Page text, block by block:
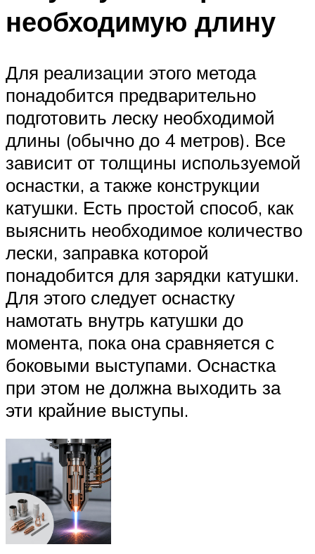
необходимую длину
Для реализации этого метода
понадобится предварительно
подготовить леску необходимой
длины (обычно до 4 метров). Все
зависит от толщины используемой
оснастки, а также конструкции
катушки. Есть простой способ, как
выяснить необходимое количество
лески, заправка которой
понадобится для зарядки катушки.
Для этого следует оснастку
намотать внутрь катушки до
момента, пока она сравняется с
боковыми выступами. Оснастка
при этом не должна выходить за
эти крайние выступы.